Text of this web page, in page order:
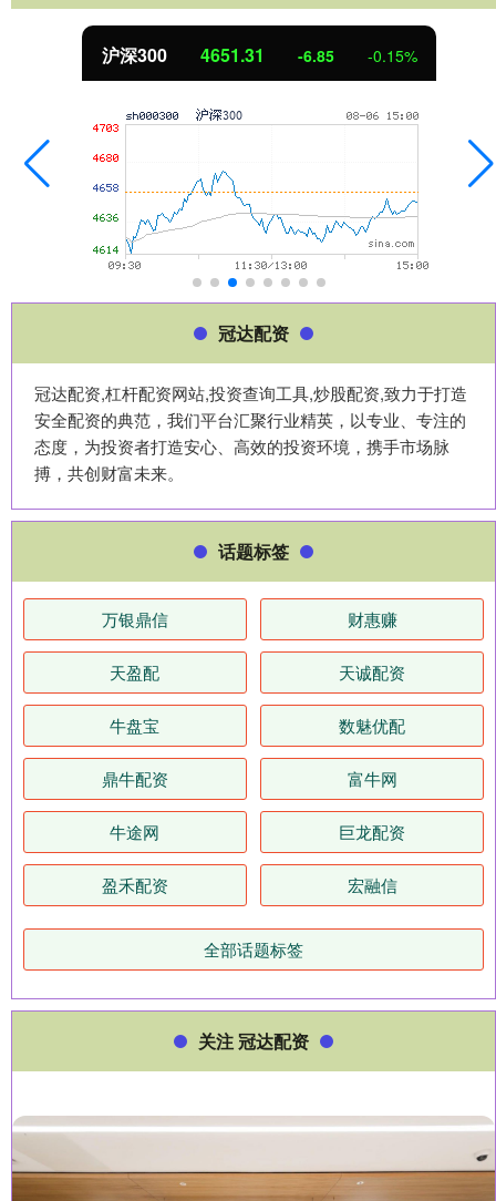
沪深300 4651.31 -6.85 -0.15%
冠达配资
冠达配资,杠杆配资网站,投资查询工具,炒股配资,致力于打造
安全配资的典范，我们平台汇聚行业精英，以专业、专注的
态度，为投资者打造安心、高效的投资环境，携手市场脉
搏，共创财富未来。
话题标签
万银鼎信 财惠赚
天盈配 天诚配资
牛盘宝 数魅优配
鼎牛配资 富牛网
牛途网 巨龙配资
盈禾配资 宏融信
全部话题标签
关注 冠达配资